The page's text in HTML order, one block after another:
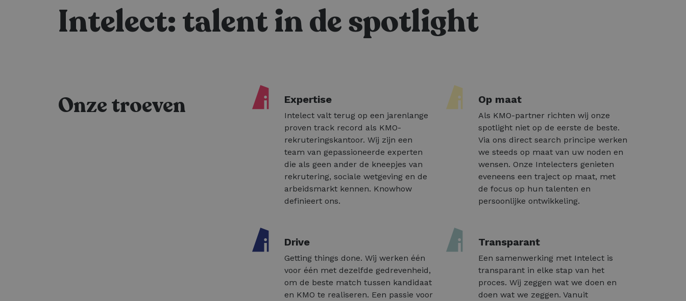
Intelect: talent in de spotlight
Onze troeven Expertise
Intelect valt terug op een jarenlange
proven track record als KMO-
rekruteringskantoor. Wij zijn een
team van gepassioneerde experten
die als geen ander de kneepjes van
rekrutering, sociale wetgeving en de
arbeidsmarkt kennen. Knowhow
definieert ons.
Op maat
Als KMO-partner richten wij onze
spotlight niet op de eerste de beste.
Via ons direct search principe werken
we steeds op maat van uw noden en
wensen. Onze Intelecters genieten
eveneens een traject op maat, met
de focus op hun talenten en
persoonlijke ontwikkeling.
Drive
Getting things done. Wij werken één
voor één met dezelfde gedrevenheid,
om de beste match tussen kandidaat
en KMO te realiseren. Een passie voor
Transparant
Een samenwerking met Intelect is
transparant in elke stap van het
proces. Wij zeggen wat we doen en
doen wat we zeggen. Vanuit